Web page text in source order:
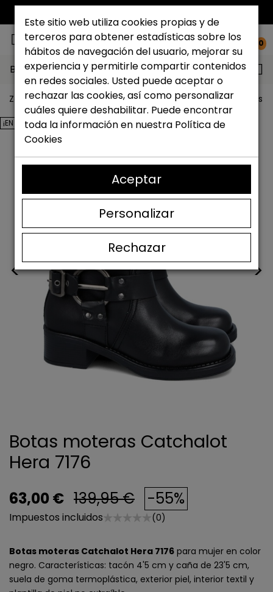
0
Buscar...
Zapateria Catchalot Outlet zapatos Outlet zapatos
¡EN OFERTA!
< >
Botas moteras Catchalot
Hera 7176
63,00 € 139,95 € -55%
Impuestos incluidos (0)
Botas moteras Catchalot Hera 7176 para mujer en color
negro. Características: tacón 4'5 cm y caña de 23'5 cm,
suela de goma termoplástica, exterior piel, interior textil y
Este sitio web utiliza cookies propias y de
terceros para obtener estadísticas sobre los
hábitos de navegación del usuario, mejorar su
experiencia y permitirle compartir contenidos
en redes sociales. Usted puede aceptar o
rechazar las cookies, así como personalizar
cuáles quiere deshabilitar. Puede encontrar
toda la información en nuestra Política de
Cookies
Rechazar
Personalizar
Aceptar